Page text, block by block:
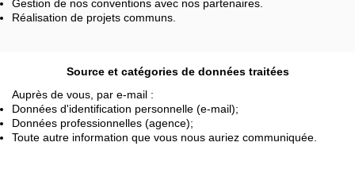
Gestion de nos conventions avec nos partenaires.
Réalisation de projets communs.
Source et catégories de données traitées
Auprès de vous, par e-mail :
Données d'identification personnelle (e-mail);
Données professionnelles (agence);
Toute autre information que vous nous auriez communiquée.